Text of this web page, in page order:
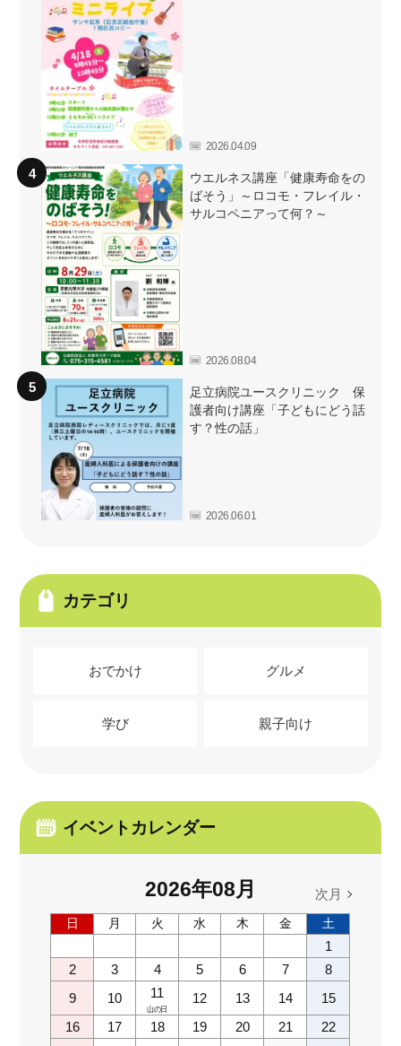
2026.04.09
ウエルネス講座「健康寿命をの
ばそう」～ロコモ・フレイル・
サルコペニアって何？～
2026.08.04
足立病院ユースクリニック 保
護者向け講座「子どもにどう話
す？性の話」
2026.06.01
カテゴリ
おでかけ グルメ
学び 親子向け
イベントカレンダー
2026年08 月 次月
日 月 火 水 木 金 土
1
2
3 4 5 6 7
8
9
10 11
山の日
12 13 14
15
16
17 18 19 20 21
22